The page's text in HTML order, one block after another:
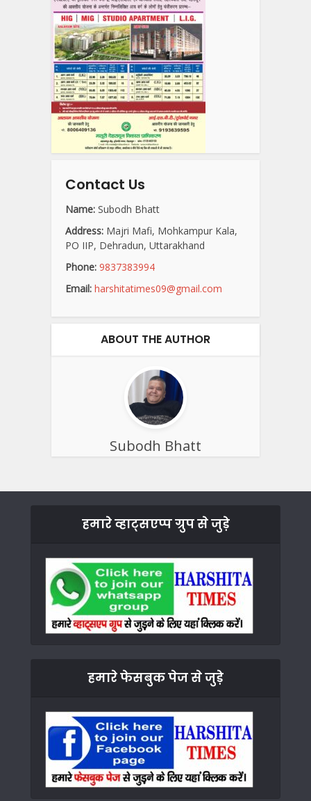
Contact Us
Name: Subodh Bhatt
Address: Majri Mafi, Mohkampur Kala,
PO IIP, Dehradun, Uttarakhand
Phone: 9837383994
Email: harshitatimes09@gmail.com
ABOUT THE AUTHOR
Subodh Bhatt
हमारे व्हाट्सएप्प ग्रुप से जुड़े
हमारे फेसबुक पेज से जुड़े